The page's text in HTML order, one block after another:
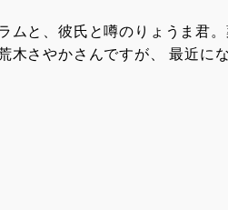
ムと、彼氏と噂のりょうま君
木さやかさんですが、 最近に